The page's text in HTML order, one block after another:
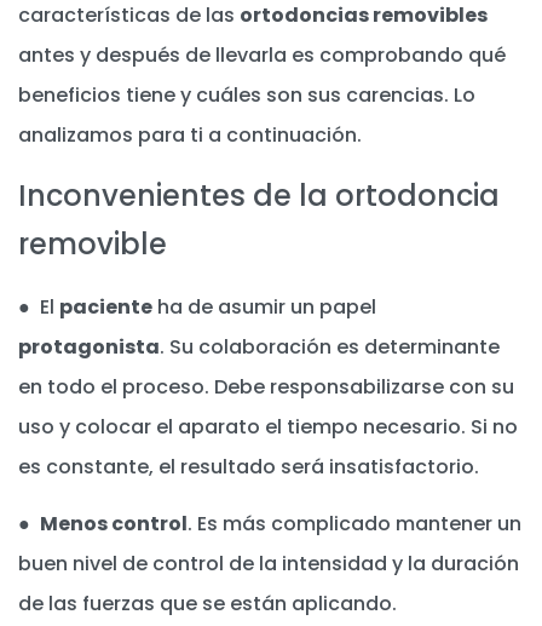
características de las ortodoncias removibles
antes y después de llevarla es comprobando qué
beneficios tiene y cuáles son sus carencias. Lo
analizamos para ti a continuación.
Inconvenientes de la ortodoncia
removible
● El paciente ha de asumir un papel
protagonista. Su colaboración es determinante
en todo el proceso. Debe responsabilizarse con su
uso y colocar el aparato el tiempo necesario. Si no
es constante, el resultado será insatisfactorio.
● Menos control. Es más complicado mantener un
buen nivel de control de la intensidad y la duración
de las fuerzas que se están aplicando.